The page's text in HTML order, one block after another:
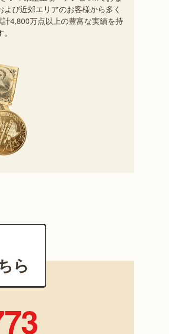
び近郊エリアのお客様から多く
4,800万点以上の豊富な実績を持
ら